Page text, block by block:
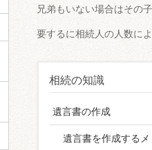
兄弟もいない場合はその
要するに相続人の人数に
相続の知識
遺言書の作成
遺言書を作成するメ